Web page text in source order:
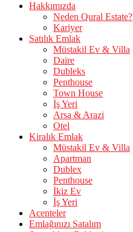
Hakkımızda
Neden Qural Estate?
Kariyer
Satılık Emlak
Müstakil Ev & Villa
Daire
Dubleks
Penthouse
Town House
İş Yeri
Arsa & Arazi
Otel
Kiralık Emlak
Müstakil Ev & Villa
Apartman
Dublex
Penthouse
İkiz Ev
İş Yeri
Acenteler
Emlağınızı Satalım